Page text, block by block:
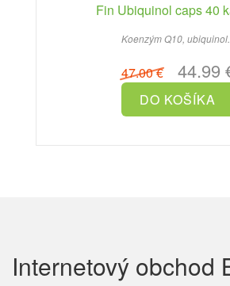
Fin Ubiquinol caps 40
Koenzým Q10,
47.00 €44.99
Internetový obchod